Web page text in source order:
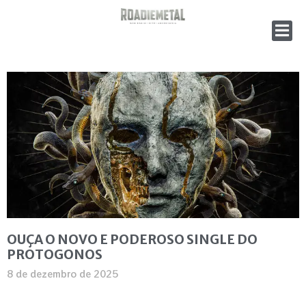
OUÇA O NOVO E PODEROSO SINGLE DO
PROTOGONOS
8 de dezembro de 2025